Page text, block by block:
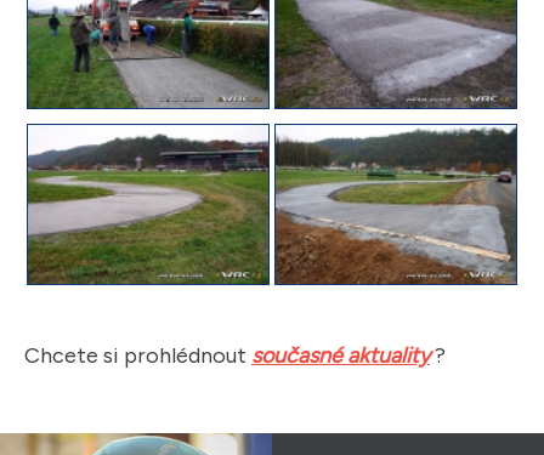
Chcete si prohlédnout současné aktuality?